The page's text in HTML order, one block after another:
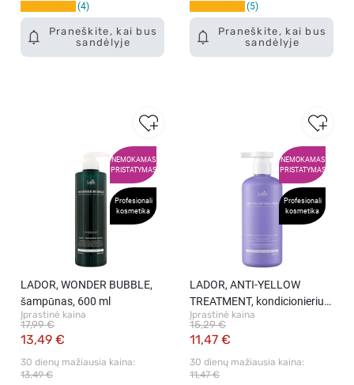
Praneškite, kai bus
sandėlyje
4
Praneškite, kai bus
sandėlyje
5
NEMOKAMAS
PRISTATYMAS
Profesionali
kosmetika
LADOR, WONDER BUBBLE,
šampūnas, 600 ml
Įprastinė kaina
13,49 €
17,99 €
30 dienų mažiausia kaina:
13,49 €
NEMOKAMAS
PRISTATYMAS
Profesionali
kosmetika
LADOR, ANTI-YELLOW
TREATMENT, kondicionierius,
300 ml.
Įprastinė kaina
11,47 €
15,29 €
30 dienų mažiausia kaina:
11,47 €